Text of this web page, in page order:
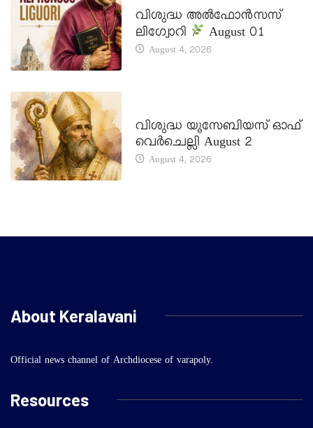
വിശുദ്ധ അൽഫോൻസസ്
ലിഗ്വോറി
August 01
August 4, 2026
വിശുദ്ധ യൂസേബിയസ് ഓഫ്
വെർചെല്ലി August 2
August 4, 2026
About Keralavani
Official news channel of Archdiocese of varapoly.
Resources